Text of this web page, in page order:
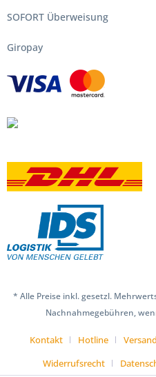
SOFORT Überweisung
Giropay
* Alle Preise inkl. gesetzl.
Nachnahmegebühren,
Kontakt Hotline
Widerrufsrecht